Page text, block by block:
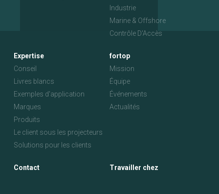
Industrie
Marine & Offshore
Contrôle D'Accès
Expertise
Conseil
Livres blancs
Exemples d'application
Marques
Produits
Le client sous les projecteurs
Solutions pour les clients
fortop
Mission
Équipe
Événements
Actualités
Contact Travailler chez